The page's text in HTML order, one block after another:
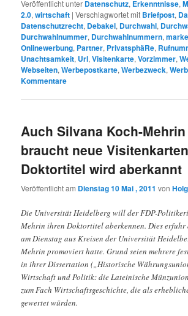
Veröffentlicht unter Datenschutz, Erkenntnisse,
2.0,wirtschaft |Verschlagwortet mit Briefpost,
Datenschutzrecht, Debakel, Durchwahl,
Durchwahlnummer, Durchwahlnummern,
Onlinewerbung, Partner, PrivatsphäRe,
Unachtsamkeit, Url,Visitenkarte,Vorzimmer,
Webseiten,Werbepostkarte,Werbezweck,
Kommentare
Auch Silvana Koch-Mehrin
braucht neue
Doktortitel wird aberkannt
Veröffentlicht am Dienstag 10 Mai , 2011 von
Die Universität Heidelberg will der FDP-
Mehrin ihren Doktortitel aberkennen. Dies erfuhr
am Dienstag aus Kreisen der Universität
Mehrin promoviert hatte. Grund seien mehrere
in ihrer Dissertation („Historische
Wirtschaft und Politik: die Lateinische
zum Fach Wirtschaftsgeschichte, die als
gewertet würden.